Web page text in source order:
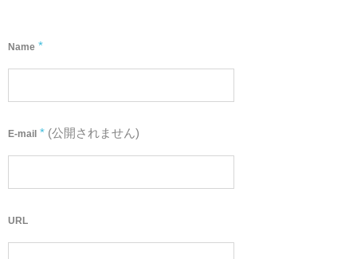
Name *
E-mail * (公開されません)
URL